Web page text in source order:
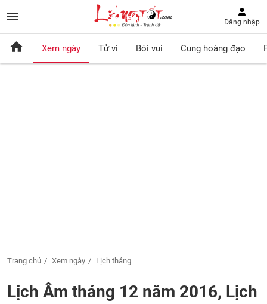
Đăng nhập
Xem ngày Tử vi Bói vui Cung hoàng đạo
Trang chủ Xem ngày Lịch tháng
Lịch Âm tháng 12 năm 2016, Lịch